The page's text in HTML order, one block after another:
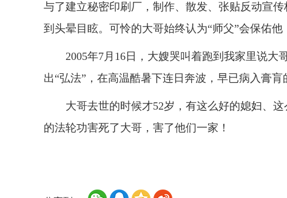
与了建立秘密印刷厂，制作、散发、张贴反动宣
到头晕目眩。可怜的大哥始终认为“师父”会保佑他
2005年7月16日，大嫂哭叫着跑到我家里说大
出“弘法”，在高温酷暑下连日奔波，早已病入膏肓
大哥去世的时候才52岁，有这么好的媳妇、这
的法轮功害死了大哥，害了他们一家！